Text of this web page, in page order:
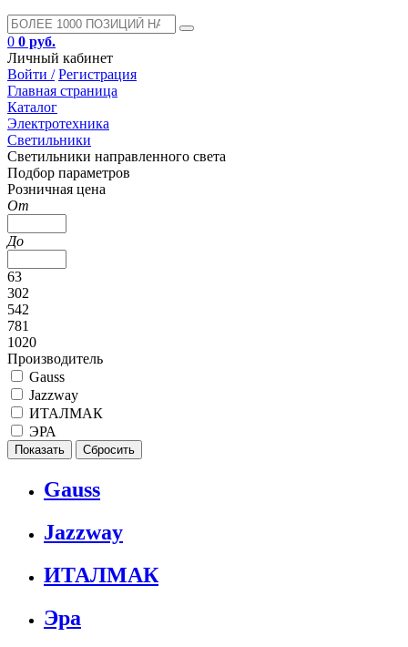
0 0 руб.
Личный кабинет
Войти / Регистрация
Главная страница
Каталог
Электротехника
Светильники
Светильники направленного света
Подбор параметров
Розничная цена
От
До
63
302
542
781
1020
Производитель
Gauss
Jazzway
ИТАЛМАК
ЭРА
Gauss
Jazzway
ИТАЛМАК
Эра